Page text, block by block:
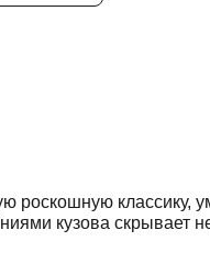
роскошную классику,
кузова скрывает